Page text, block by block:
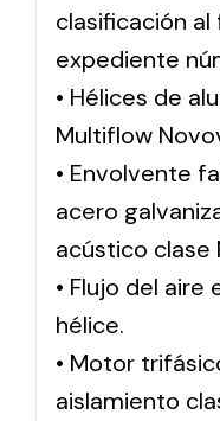
clasificación al
expediente
• Hélices de
Multiflow
• Envolvente
acero
acústico clase
• Flujo del
hélice.
• Motor
aislamiento